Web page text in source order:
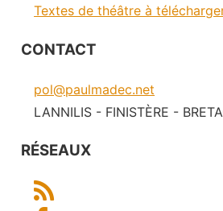
Textes de théâtre à
CONTACT
pol@paulmadec.net
LANNILIS - FINISTÈRE -
RÉSEAUX